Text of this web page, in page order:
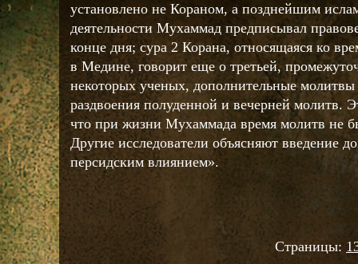
установлено не Кораном, а позднейшим
деятельности Мухаммад предписывал
конце дня; сура 2 Корана, относящаяся ко
в Медине, говорит еще о третьей,
некоторых ученых, дополнительные молитвы
раздвоения полуденной и вечерней молитв.
что при жизни Мухаммада время молитв не
Другие исследователи объясняют введение
персидским влиянием».
Страницы: